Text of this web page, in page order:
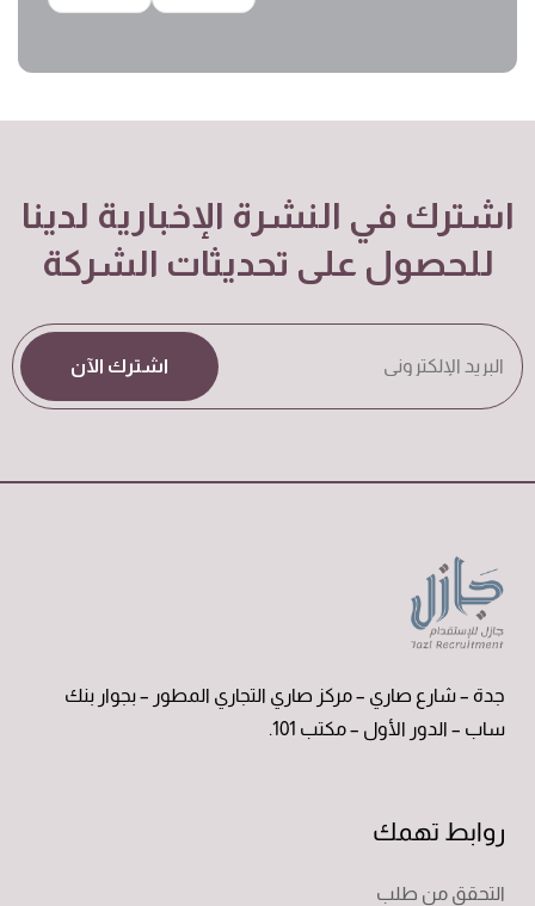
اشترك في النشرة الإخبارية لدينا
للحصول على تحديثات الشركة
اشترك الآن
جدة – شارع صاري – مركز صاري التجاري المطور – بجوار بنك
ساب – الدور الأول – مكتب 101.
روابط تهمك
التحقق من طلب